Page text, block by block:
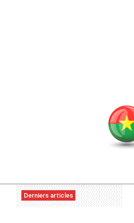
Derniers articles